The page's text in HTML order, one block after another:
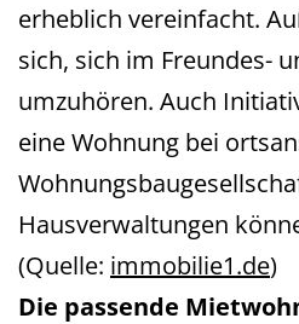
erheblich vereinfacht.
sich, sich im Freundes-
umzuhören. Auch
eine Wohnung bei
Hausverwaltungen
(Quelle: immobilie1.de)
Die passende